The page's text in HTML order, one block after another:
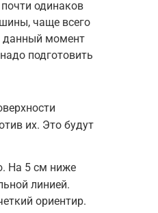
одинаков
чаще всего
данный момент
подготовить
их. Это будут
На 5 см ниже
линией.
ориентир.